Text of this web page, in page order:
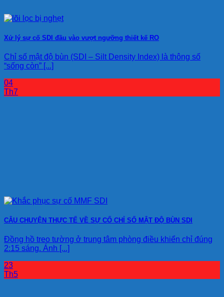
Xử lý sự cố SDI đầu vào vượt ngưỡng thiết kế RO
Chỉ số mật độ bùn (SDI – Silt Density Index) là thông số
“sống còn” [...]
04
Th7
CÂU CHUYỆN THỰC TẾ VỀ SỰ CỐ CHỈ SỐ MẬT ĐỘ BÙN SDI
Đồng hồ treo tường ở trung tâm phòng điều khiển chỉ đúng
2:15 sáng. Ánh [...]
23
Th5